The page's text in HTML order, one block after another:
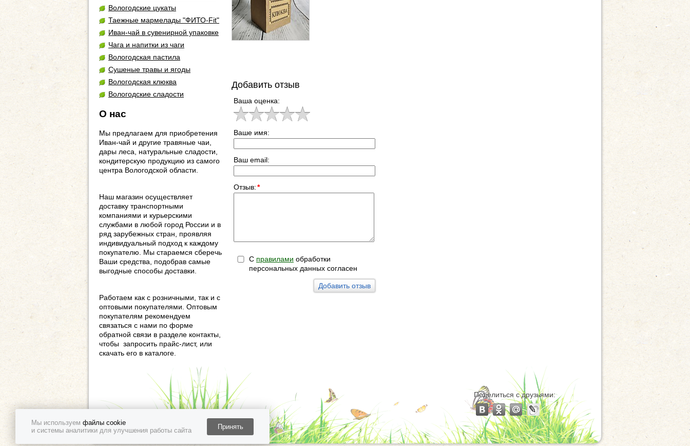
Мы используем файлы cookie
и системы аналитики для улучшения работы сайта
Принять
Вологодские цукаты
Таежные мармелады "ФИТО-Fit"
Иван-чай в сувенирной упаковке
Чага и напитки из чаги
Вологодская пастила
Сушеные травы и ягоды
Вологодская клюква
Вологодские сладости
О нас
Мы предлагаем для приобретения
Иван-чай и другие травяные чаи,
дары леса, натуральные сладости,
кондитерскую продукцию из самого
центра Вологодской области.
Наш магазин осуществляет
доставку транспортными
компаниями и курьерскими
службами в любой город России и в
ряд зарубежных стран, проявляя
индивидуальный подход к каждому
покупателю. Мы стараемся сберечь
Ваши средства, подобрав самые
выгодные способы доставки.
Работаем как с розничными, так и с
оптовыми покупателями. Оптовым
покупателям рекомендуем
связаться с нами по форме
обратной связи в разделе контакты,
чтобы запросить прайс-лист, или
скачать его в каталоге.
Добавить отзыв
Ваша оценка:
Ваше имя:
Ваш email:
Отзыв:*
С правилами обработки
персональных данных согласен
Поделиться с друзьями: